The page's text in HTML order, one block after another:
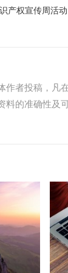
产权宣传周活
作者投稿，凡
的准确性及